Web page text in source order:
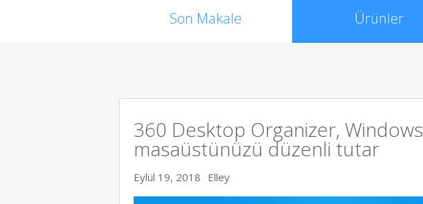
Son Makale Ürünler
360 Desktop Organizer, Windows
masaüstünüzü düzenli tutar
Eylül 19, 2018 Elley